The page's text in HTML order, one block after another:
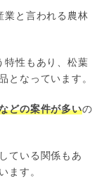
業と言われる農林
特性もあり、松葉
となっています。
どの案件が多いの
ている関係もあ
ます。